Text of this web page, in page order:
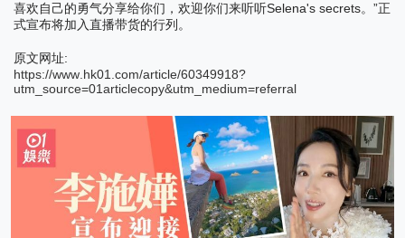
喜欢自己的勇气分享给你们，欢迎你们来听听Selena's secrets。 ”正
式宣布将加入直播带货的行列。
原文网址:
https://www.hk01.com/article/60349918?
utm_source=01articlecopy&utm_medium=referral